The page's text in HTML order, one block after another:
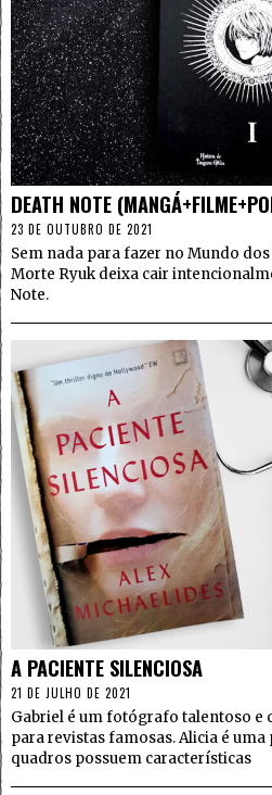
DEATH NOTE
23 DE OUTUBRO DE 2021
Sem nada para fazer no Mundo
Morte Ryuk deixa cair
Note.
A PACIENTE SILENCIOSA
21 DE JULHO DE 2021
Gabriel é um fotógrafo talentoso e
para revistas famosas. Alicia é
quadros possuem características